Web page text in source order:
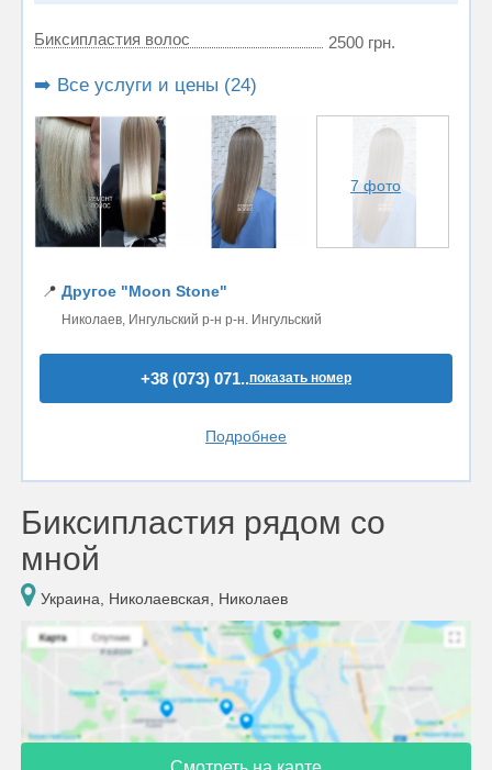
Биксипластия волос 2500 грн.
➡️ Все услуги и цены (24)
7 фото
📍 Другое "Moon Stone"
Николаев, Ингульский р-н р-н. Ингульский
+38 (073) 071..показать номер
Подробнее
Биксипластия рядом со
мной
Украина, Николаевская, Николаев